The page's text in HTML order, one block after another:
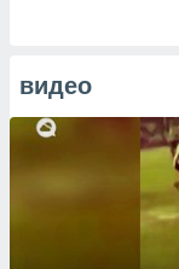
видео